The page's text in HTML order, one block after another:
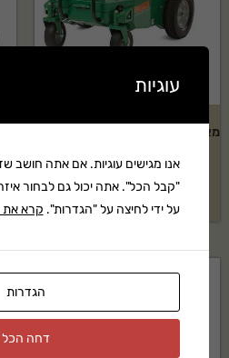
₪33,687
עוגיות
אנו מגישים עוגיות. אם אתה חושב
"קבל הכל". אתה יכול גם לבחור
על ידי לחיצה על "הגדרות". קרא את
הגדרות
דחה הכל